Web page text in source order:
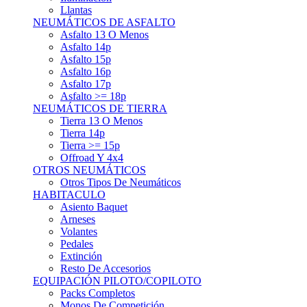
Llantas
NEUMÁTICOS DE ASFALTO
Asfalto 13 O Menos
Asfalto 14p
Asfalto 15p
Asfalto 16p
Asfalto 17p
Asfalto >= 18p
NEUMÁTICOS DE TIERRA
Tierra 13 O Menos
Tierra 14p
Tierra >= 15p
Offroad Y 4x4
OTROS NEUMÁTICOS
Otros Tipos De Neumáticos
HABITACULO
Asiento Baquet
Arneses
Volantes
Pedales
Extinción
Resto De Accesorios
EQUIPACIÓN PILOTO/COPILOTO
Packs Completos